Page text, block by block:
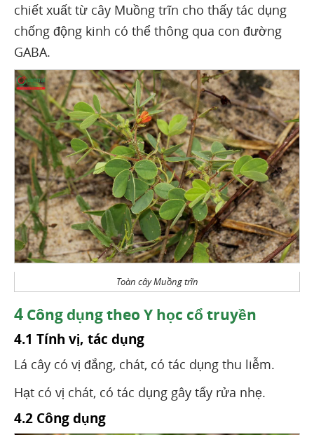
chiết xuất từ cây Muồng trĩn cho thấy tác dụng
chống động kinh có thể thông qua con đường
GABA.
Toàn cây Muồng trĩn
4 Công dụng theo Y học cổ truyền
4.1 Tính vị, tác dụng
Lá cây có vị đắng, chát, có tác dụng thu liễm.
Hạt có vị chát, có tác dụng gây tẩy rửa nhẹ.
4.2 Công dụng